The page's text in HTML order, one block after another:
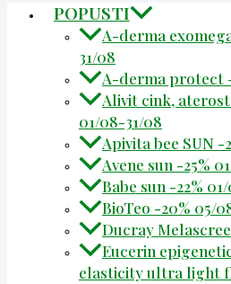
POPUSTI
A-derma
31/08
A-derma protect
Alivit cink,
01/08-31/08
Apivita bee SUN
Avene sun -25%
Babe sun -22%
BioTeo -20% 05/
Ducray
Eucerin
elasticity ultra light